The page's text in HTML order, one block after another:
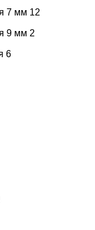
7 мм 12
9 мм 2
6